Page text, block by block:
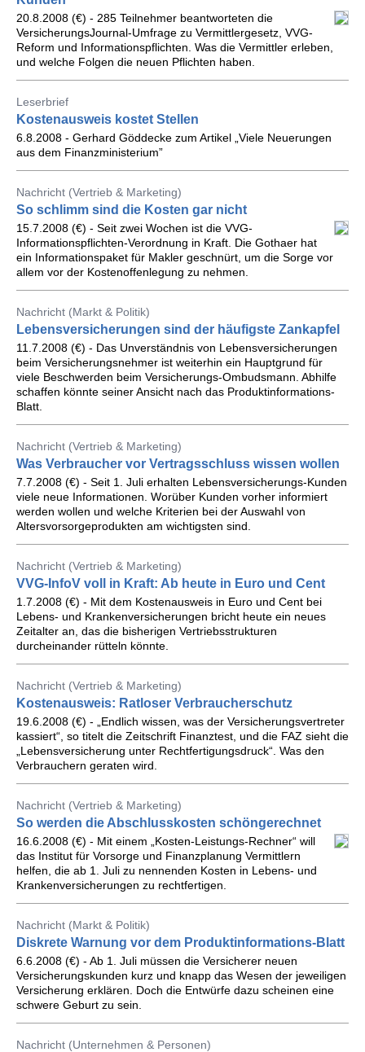
20.8.2008 (€) - 285 Teilnehmer beantworteten die
VersicherungsJournal-Umfrage zu Vermittlergesetz, VVG-
Reform und Informationspflichten. Was die Vermittler erleben,
und welche Folgen die neuen Pflichten haben.
Leserbrief
Kostenausweis kostet Stellen
6.8.2008 - Gerhard Göddecke zum Artikel „Viele Neuerungen
aus dem Finanzministerium”
Nachricht (Vertrieb & Marketing)
So schlimm sind die Kosten gar nicht
15.7.2008 (€) - Seit zwei Wochen ist die VVG-
Informationspflichten-Verordnung in Kraft. Die Gothaer hat
ein Informationspaket für Makler geschnürt, um die Sorge vor
allem vor der Kostenoffenlegung zu nehmen.
Nachricht (Markt & Politik)
Lebensversicherungen sind der häufigste Zankapfel
11.7.2008 (€) - Das Unverständnis von Lebensversicherungen
beim Versicherungsnehmer ist weiterhin ein Hauptgrund für
viele Beschwerden beim Versicherungs-Ombudsmann. Abhilfe
schaffen könnte seiner Ansicht nach das Produktinformations-
Blatt.
Nachricht (Vertrieb & Marketing)
Was Verbraucher vor Vertragsschluss wissen wollen
7.7.2008 (€) - Seit 1. Juli erhalten Lebensversicherungs-Kunden
viele neue Informationen. Worüber Kunden vorher informiert
werden wollen und welche Kriterien bei der Auswahl von
Altersvorsorgeprodukten am wichtigsten sind.
Nachricht (Vertrieb & Marketing)
VVG-InfoV voll in Kraft: Ab heute in Euro und Cent
1.7.2008 (€) - Mit dem Kostenausweis in Euro und Cent bei
Lebens- und Krankenversicherungen bricht heute ein neues
Zeitalter an, das die bisherigen Vertriebsstrukturen
durcheinander rütteln könnte.
Nachricht (Vertrieb & Marketing)
Kostenausweis: Ratloser Verbraucherschutz
19.6.2008 (€) - „Endlich wissen, was der Versicherungsvertreter
kassiert“, so titelt die Zeitschrift Finanztest, und die FAZ sieht die
„Lebensversicherung unter Rechtfertigungsdruck“. Was den
Verbrauchern geraten wird.
Nachricht (Vertrieb & Marketing)
So werden die Abschlusskosten schöngerechnet
16.6.2008 (€) - Mit einem „Kosten-Leistungs-Rechner“ will
das Institut für Vorsorge und Finanzplanung Vermittlern
helfen, die ab 1. Juli zu nennenden Kosten in Lebens- und
Krankenversicherungen zu rechtfertigen.
Nachricht (Markt & Politik)
Diskrete Warnung vor dem Produktinformations-Blatt
6.6.2008 (€) - Ab 1. Juli müssen die Versicherer neuen
Versicherungskunden kurz und knapp das Wesen der jeweiligen
Versicherung erklären. Doch die Entwürfe dazu scheinen eine
schwere Geburt zu sein.
Nachricht (Unternehmen & Personen)